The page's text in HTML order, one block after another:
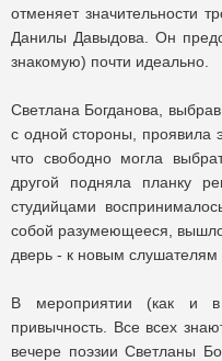
отменяет значительности
Данилы Давыдова. Он
знакомую) почти идеально.
Светлана Богданова,
с одной стороны, проявила
что свободно могла
другой подняла планку
студийцами
собой разумеющееся,
дверь - к новым слушателям
В мероприятии (как и в
привычность. Все всех
вечере поэзии Светланы